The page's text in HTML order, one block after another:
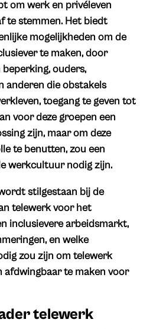
om werk en privéleven
te stemmen. Het biedt
mogelijkheden om de
te maken, door
ouders,
anderen die obstakels
toegang te geven tot
voor deze groepen een
zijn, maar om deze
te benutten, zou een
werkcultuur nodig zijn.
stilgestaan bij de
telewerk voor het
inclusievere arbeidsmarkt,
en welke
zou zijn om telewerk
afdwingbaar te maken voor
telewerk